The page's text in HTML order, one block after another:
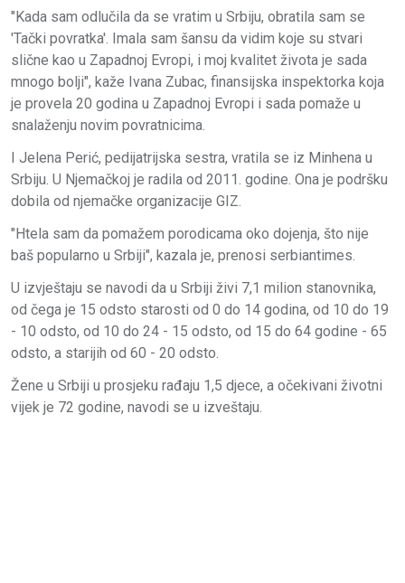
"Kada sam odlučila da se vratim u Srbiju, obratila sam se
'Tački povratka'. Imala sam šansu da vidim koje su stvari
slične kao u Zapadnoj Evropi, i moj kvalitet života je sada
mnogo bolji", kaže Ivana Zubac, finansijska inspektorka koja
je provela 20 godina u Zapadnoj Evropi i sada pomaže u
snalaženju novim povratnicima.
I Jelena Perić, pedijatrijska sestra, vratila se iz Minhena u
Srbiju. U Njemačkoj je radila od 2011. godine. Ona je podršku
dobila od njemačke organizacije GIZ.
"Htela sam da pomažem porodicama oko dojenja, što nije
baš popularno u Srbiji", kazala je, prenosi serbiantimes.
U izvještaju se navodi da u Srbiji živi 7,1 milion stanovnika,
od čega je 15 odsto starosti od 0 do 14 godina, od 10 do 19
- 10 odsto, od 10 do 24 - 15 odsto, od 15 do 64 godine - 65
odsto, a starijih od 60 - 20 odsto.
Žene u Srbiji u prosjeku rađaju 1,5 djece, a očekivani životni
vijek je 72 godine, navodi se u izveštaju.